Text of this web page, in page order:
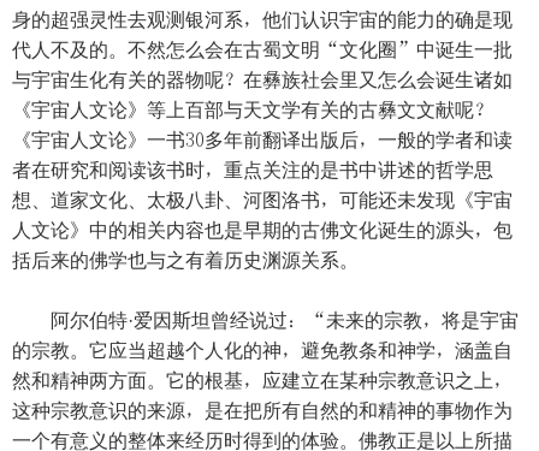
身的超强灵性去观测银河系，他们认识宇宙的能力的确是现
代人不及的。不然怎么会在古蜀文明“文化圈”中诞生一批
与宇宙生化有关的器物呢？在彝族社会里又怎么会诞生诸如
《宇宙人文论》等上百部与天文学有关的古彝文文献呢？
《宇宙人文论》一书30多年前翻译出版后，一般的学者和读
者在研究和阅读该书时，重点关注的是书中讲述的哲学思
想、道家文化、太极八卦、河图洛书，可能还未发现《宇宙
人文论》中的相关内容也是早期的古佛文化诞生的源头，包
括后来的佛学也与之有着历史渊源关系。
阿尔伯特·爱因斯坦曾经说过：“未来的宗教，将是宇宙
的宗教。它应当超越个人化的神，避免教条和神学，涵盖自
然和精神两方面。它的根基，应建立在某种宗教意识之上，
这种宗教意识的来源，是在把所有自然的和精神的事物作为
一个有意义的整体来经历时得到的体验。佛教正是以上所描